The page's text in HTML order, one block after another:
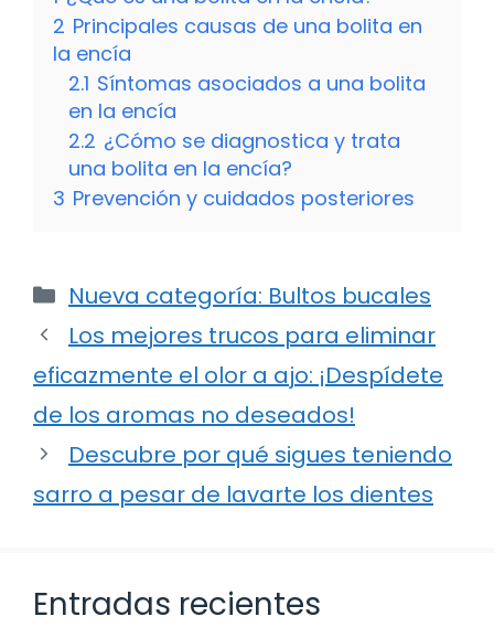
2 Principales causas de una bolita en
la encía
2.1 Síntomas asociados a una bolita
en la encía
2.2 ¿Cómo se diagnostica y trata
una bolita en la encía?
3 Prevención y cuidados posteriores
Categorías
Nueva categoría: Bultos bucales
Los mejores trucos para eliminar
eficazmente el olor a ajo: ¡Despídete
de los aromas no deseados!
Descubre por qué sigues teniendo
sarro a pesar de lavarte los dientes
Entradas recientes